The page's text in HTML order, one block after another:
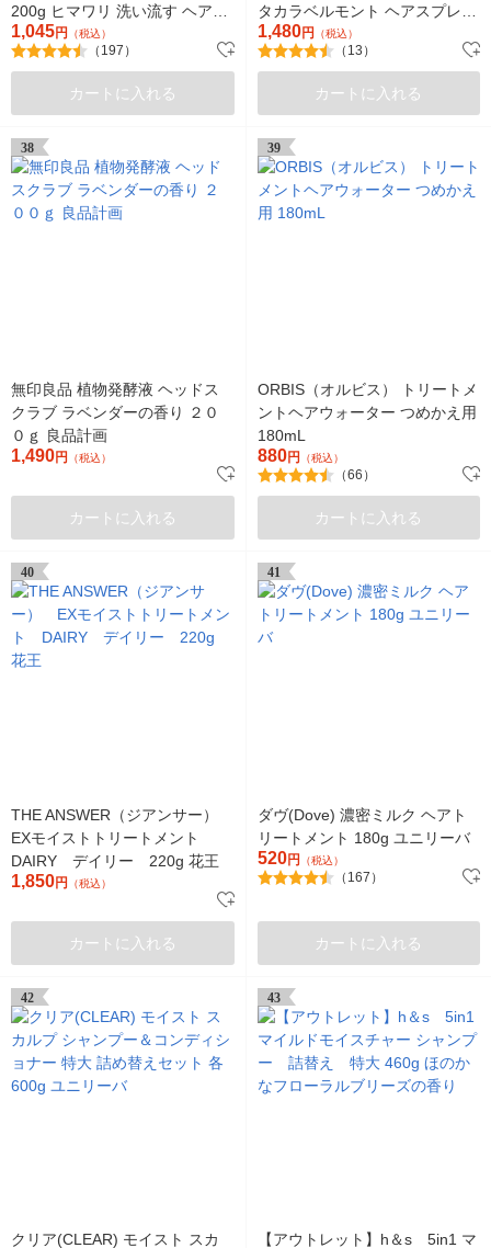
200g ヒマワリ 洗い流す ヘアケ
ア ヘアパック うねり くせ毛 パ
サつき
1,045円 （税込）
（197）
カートに入れる
タカラベルモント ヘアスプレー
サロン専売品
1,480円 （税込）
（13）
カートに入れる
38
無印良品 植物発酵液 ヘッドス
クラブ ラベンダーの香り ２０
０ｇ 良品計画
1,490円 （税込）
カートに入れる
39
ORBIS（オルビス） トリートメ
ントヘアウォーター つめかえ用
180mL
880円 （税込）
（66）
カートに入れる
40
THE ANSWER（ジアンサー）
EXモイストトリートメント
DAIRY デイリー 220g 花王
1,850円 （税込）
カートに入れる
41
ダヴ(Dove) 濃密ミルク ヘアト
リートメント 180g ユニリーバ
520円 （税込）
（167）
カートに入れる
42
クリア(CLEAR) モイスト スカ
43
【アウトレット】h＆s 5in1 マ